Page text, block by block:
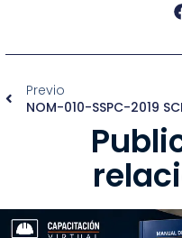
Previo
NOM-010-SSPC-2019 SCI